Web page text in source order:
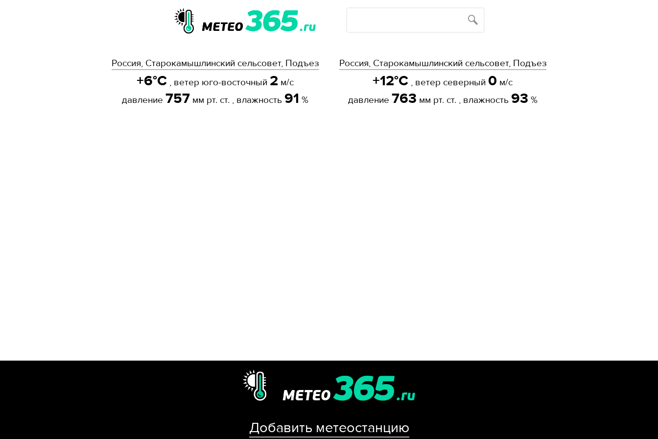
Россия, Старокамышлинский сельсовет, Подъезд к с. Первушино
+6°C , ветер юго-восточный 2 м/с
давление 757 мм рт. ст. , влажность 91 %
Россия, Старокамышлинский сельсовет, Подъезд к с. Первушино
+12°C , ветер северный 0 м/с
давление 763 мм рт. ст. , влажность 93 %
Добавить метеостанцию